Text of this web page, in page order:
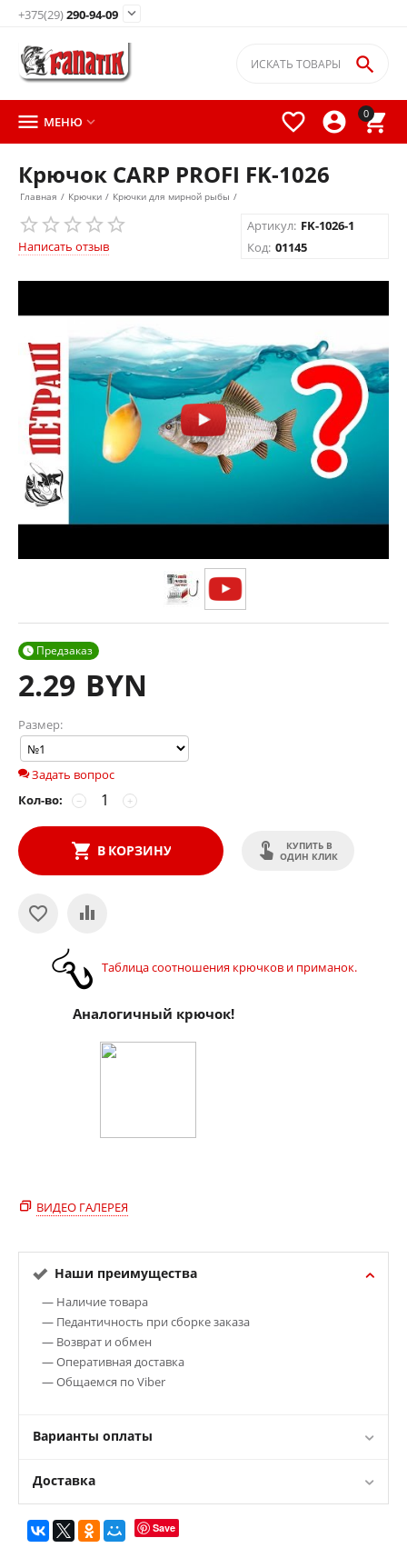
+375(29)290-94-09 
0




 МЕНЮ 
Крючок CARP PROFI FK-1026
Главная / Крючки / Крючки для мирной рыбы /
Написать отзыв
Артикул: FK-1026-1
Код: 01145
Предзаказ

2.29 BYN
Размер:
Задать вопрос
Кол-во:
+
−
В КОРЗИНУ
КУПИТЬ В
ОДИН КЛИК
Таблица соотношения крючков и приманок.
Аналогичный крючок!
ВИДЕО ГАЛЕРЕЯ
Наши преимущества
— Наличие товара
— Педантичность при сборке заказа
— Возврат и обмен
— Оперативная доставка
— Общаемся по Viber
Варианты оплаты
Доставка
Save